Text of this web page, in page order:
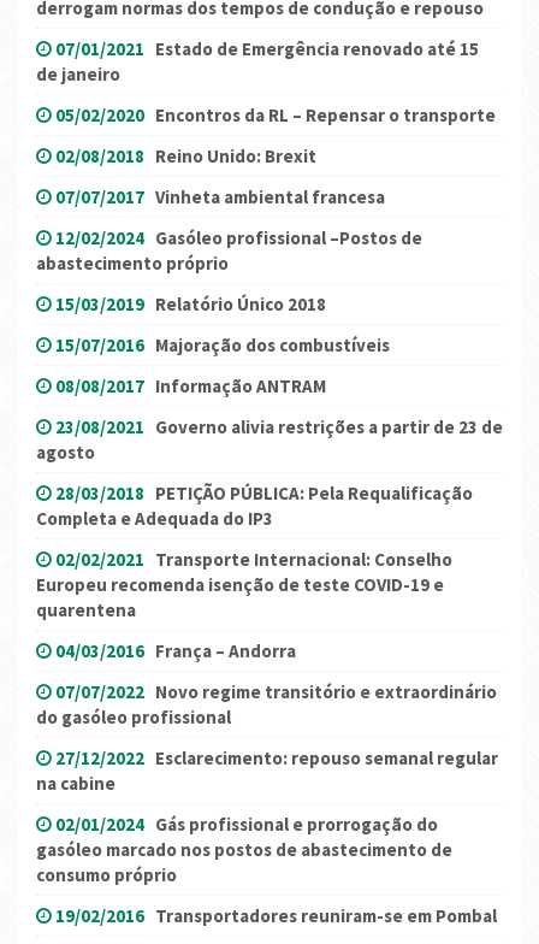
derrogam normas dos tempos de condução e repouso
07/01/2021 Estado de Emergência renovado até 15
de janeiro
05/02/2020 Encontros da RL – Repensar o transporte
02/08/2018 Reino Unido: Brexit
07/07/2017 Vinheta ambiental francesa
12/02/2024 Gasóleo profissional –Postos de
abastecimento próprio
15/03/2019 Relatório Único 2018
15/07/2016 Majoração dos combustíveis
08/08/2017 Informação ANTRAM
23/08/2021 Governo alivia restrições a partir de 23 de
agosto
28/03/2018 PETIÇÃO PÚBLICA: Pela Requalificação
Completa e Adequada do IP3
02/02/2021 Transporte Internacional: Conselho
Europeu recomenda isenção de teste COVID-19 e
quarentena
04/03/2016 França – Andorra
07/07/2022 Novo regime transitório e extraordinário
do gasóleo profissional
27/12/2022 Esclarecimento: repouso semanal regular
na cabine
02/01/2024 Gás profissional e prorrogação do
gasóleo marcado nos postos de abastecimento de
consumo próprio
19/02/2016 Transportadores reuniram-se em Pombal